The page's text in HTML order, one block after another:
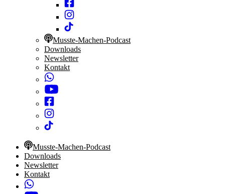
Musste-Machen-Podcast
Downloads
Newsletter
Kontakt
Musste-Machen-Podcast
Downloads
Newsletter
Kontakt